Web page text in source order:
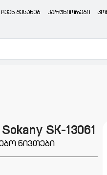
ჩვენ შესახებ პარტნიორები
SK-13061
ნივთები